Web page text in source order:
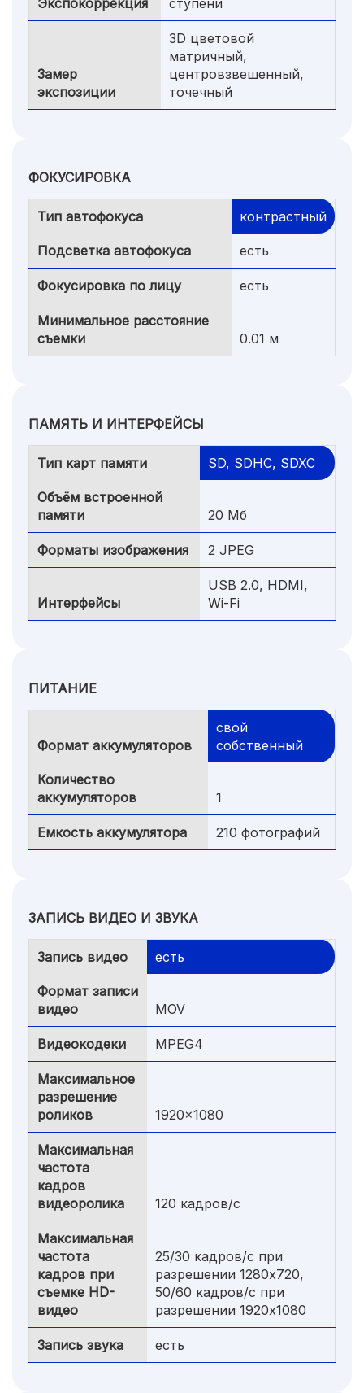
Экспокоррекция ступени
Замер
экспозиции
3D цветовой
матричный,
центровзвешенный,
точечный
ФОКУСИРОВКА
Тип автофокуса контрастный
Подсветка автофокуса есть
Фокусировка по лицу есть
Минимальное расстояние
съемки
0.01 м
ПАМЯТЬ И ИНТЕРФЕЙСЫ
Тип карт памяти SD, SDHC, SDXC
Объём встроенной
памяти
20 Мб
Форматы изображения 2 JPEG
Интерфейсы
USB 2.0, HDMI,
Wi-Fi
ПИТАНИЕ
Формат аккумуляторов
свой
собственный
Количество
аккумуляторов
1
Емкость аккумулятора 210 фотографий
ЗАПИСЬ ВИДЕО И ЗВУКА
Запись видео есть
Формат записи
видео
MOV
Видеокодеки MPEG4
Максимальное
разрешение
роликов
1920x1080
Максимальная
частота
кадров
видеоролика
120 кадров/с
Максимальная
частота
кадров при
съемке HD-
видео
25/30 кадров/с при
разрешении 1280x720,
50/60 кадров/с при
разрешении 1920x1080
Запись звука есть